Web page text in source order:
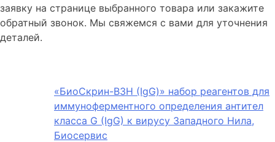
заявку на странице выбранного товара или закажите
обратный звонок. Мы свяжемся с вами для уточнения
деталей.
«БиоСкрин-ВЗН (IgG)» набор реагентов для
иммуноферментного определения антител
класса G (IgG) к вирусу Западного Нила,
Биосервис